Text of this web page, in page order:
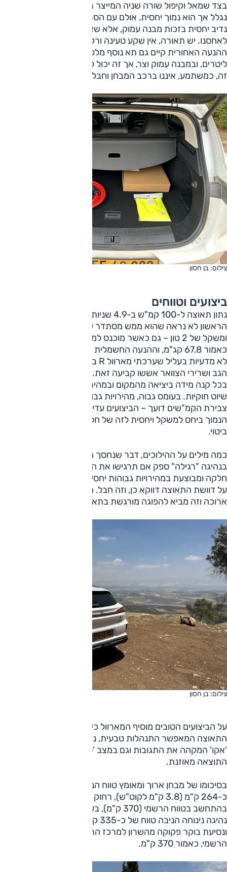
בצד שמאל וקיפול שורה שניה המייצר רצפה שטוחה. ישנו כיסוי
נגלל אך הוא נמוך יחסית, אולם עם הסרתו מתקבל מרחב הטענה
נדיב יחסית בזכות מבנה עמוק, אלא שאז אין מתגלה כי אין איפה
לאחסנו. יש תאורה, אין שקע טעינה ורק מיעוט ווי תלייה. בגרסת
ליטרים, ובמבנה עמוק וצר, אך זה יכול לסייע לאור המצב מאחור.
זה, כמשתמע, איננו ברכב המבחן וחבל.
צילום: בן חסון
ביצועים וטווחים
נתון תאוצה ל-100 קמ"ש ב-4.9 שניות הוא נתון מצוין, וברגע
ומשקל של 2 טון – גם כאשר מוכנס למשוואה נתון המומנט,
כאמור 67.8 קג"מ, וההנעה החשמלית הכפולה. אלא שבמדידות
לא מדעיות בעליל שערכתי מארוול R בהחלט עמד בהבטחה, וגם
הגב ושרירי הצוואר אששו קביעה זאת. בקיצור, הביצועים מצוינים
בכל קנה מידה ביציאה מהמקום ובמהירויות נמוכות עד למהירויות
שיוט חוקיות. בעומס גבוה, מהירויות גבוהות או עליות ארוכות קצב
צבירת הקמ"שים דועך – הביצועים עדיין טובים, אך אז ההספק
הנמוך ביחס למשקל ויחסית לזה של חלק מהמתחרים בא לידי
ביטוי.
כמה מילים על ההילוכים, דבר שנחסך מאיתנו בעידן החשמלי.
בנהיגה "רגילה" ספק אם תרגישו את החלפת ההילוך – היא
חלקה ומבוצעת במהירויות גבוהות יחסית. בעומס ובלחיצה הגונה
על דוושת התאוצה דווקא כן, וזה חבל. ההעברה עצמה חלקה אך
ארוכה וזה מביא להפוגה מורגשת בתאוצה.
צילום: בן חסון
על הביצועים הטובים מוסיף המארוול כיול מוצלח לדוושת
התאוצה המאפשר התנהלות טבעית, נינוחה ונעימה – גם במצב
'אקו' המקהה את התגובות וגם במצב 'ספורט+' המחדד אותן
התוצאה מאוזנת.
בסיכומו של מבחן ארוך ומאומץ טווח הנסיעה הממוצע עמד על
כ-264 ק"מ (3.8 ק"מ לקוט"ש), רחוק ממבריק אך סביר
בהתחשב בטווח הרשמי (370 ק"מ), בעומס המבחן ובביצועים.
ונסיעת בוקר פקוקה מהשרון למרכז התקרבה לנתון הטווח
הרשמי, כאמור 370 ק"מ.